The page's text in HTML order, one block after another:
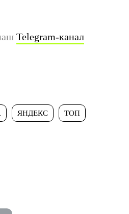
Telegram-канал
ЯНДЕКС ТОП